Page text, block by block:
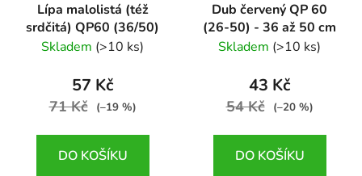
Lípa malolistá (též
srdčitá) QP60 (36/50)
Tilia cordata
Skladem (>10 ks)
57 Kč
71 Kč (–19 %)
DO KOŠÍKU
Dub červený QP 60
(26-50) - 36 až 50 cm
Quercus rubra
Skladem (>10 ks)
43 Kč
54 Kč (–20 %)
DO KOŠÍKU